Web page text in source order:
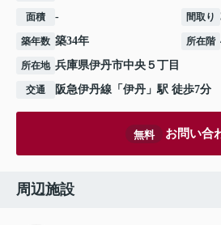
面積 - 間取り
築年数 築34年 所在階
所在地 兵庫県伊丹市中央 ５丁目
交通 阪急伊丹線 「 伊丹 」駅 徒歩7分
無料 お問い合
周辺施設